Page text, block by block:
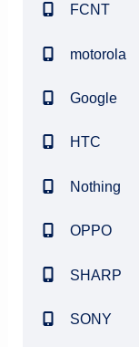
FCNT
motorola
Google
HTC
Nothing
OPPO
SHARP
SONY